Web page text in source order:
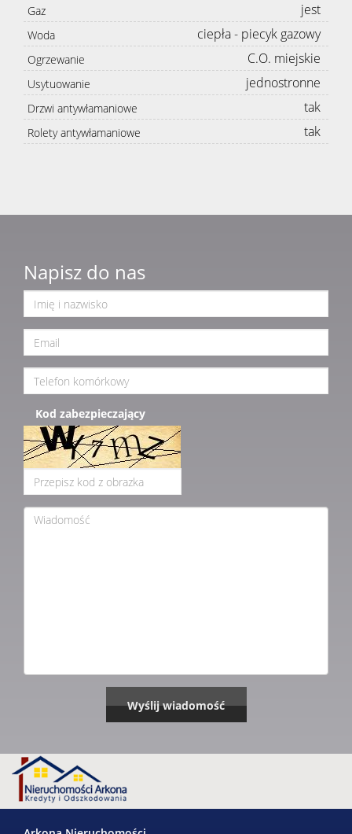
Gaz jest
Woda ciepła - piecyk gazowy
Ogrzewanie C.O. miejskie
Usytuowanie jednostronne
Drzwi antywłamaniowe tak
Rolety antywłamaniowe tak
Napisz do nas
Kod zabezpieczający